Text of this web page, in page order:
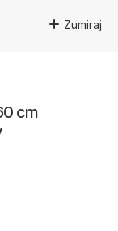
Zumiraj
cm